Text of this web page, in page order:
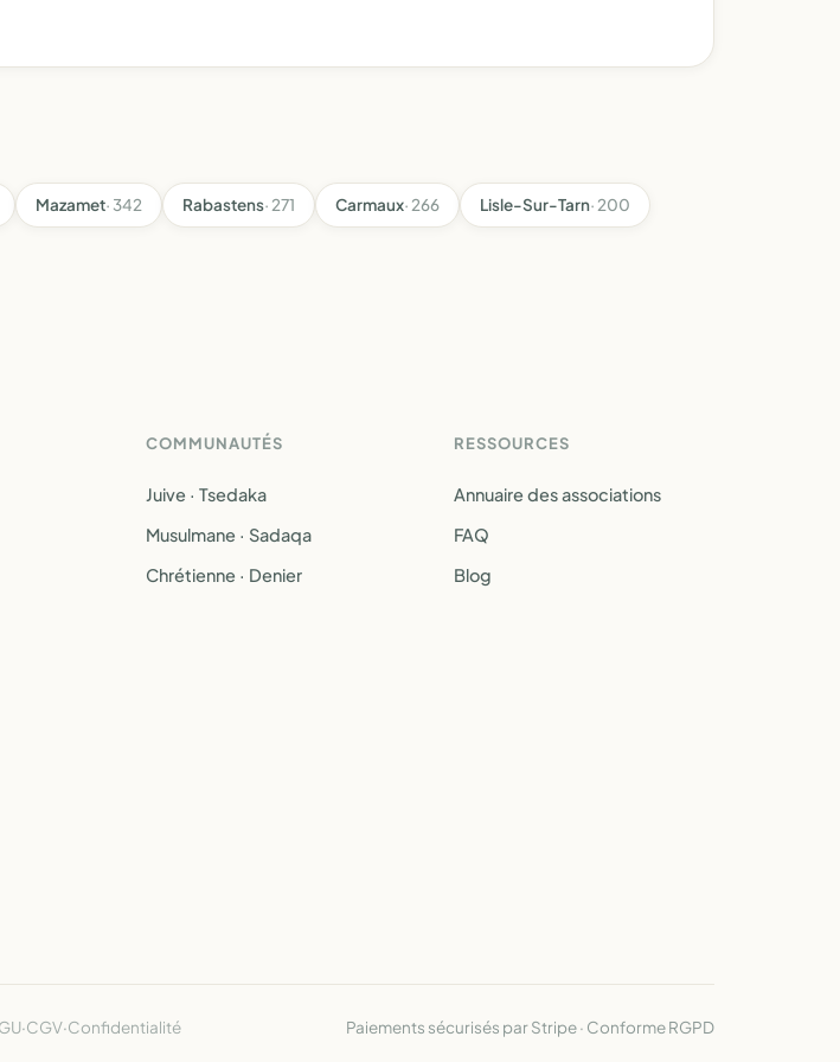
Mazamet· 342 Rabastens· 271 Carmaux· 266 Lisle-Sur-Tarn· 200
COMMUNAUTÉS
Juive · Tsedaka
Musulmane · Sadaqa
Chrétienne · Denier
RESSOURCES
Annuaire des associations
FAQ
Blog
·CGV·Confidentialité Paiements sécurisés par Stripe · Conforme RGPD